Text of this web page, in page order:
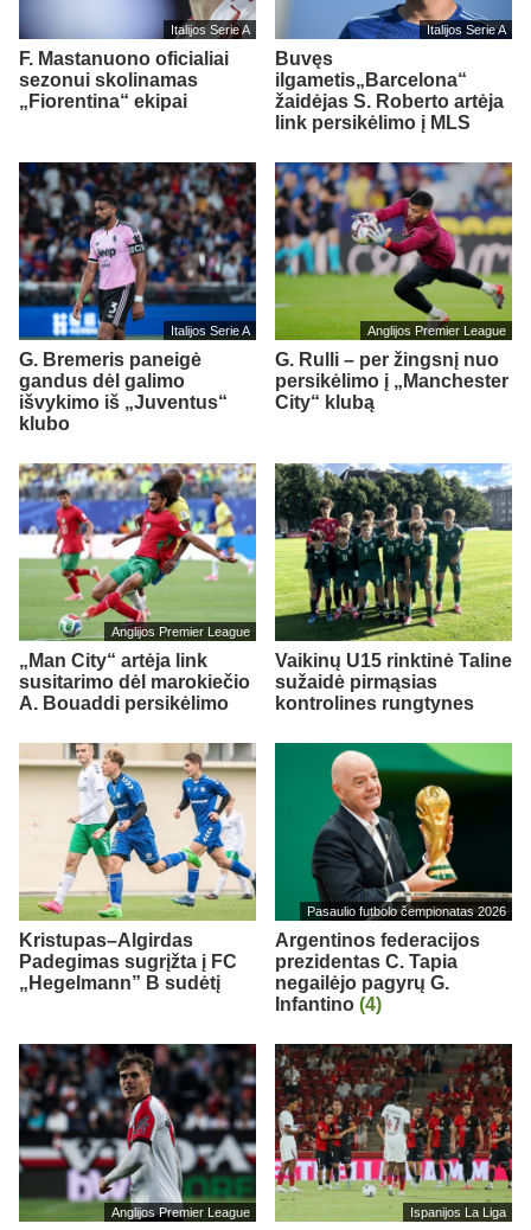
Italijos Serie A
F. Mastanuono oficialiai
sezonui skolinamas
„Fiorentina“ ekipai
Italijos Serie A
Buvęs
ilgametis„Barcelona“
žaidėjas S. Roberto artėja
link persikėlimo į MLS
Italijos Serie A
G. Bremeris paneigė
gandus dėl galimo
išvykimo iš „Juventus“
klubo
Anglijos Premier League
G. Rulli – per žingsnį nuo
persikėlimo į „Manchester
City“ klubą
Anglijos Premier League
„Man City“ artėja link
susitarimo dėl marokiečio
A. Bouaddi persikėlimo
Vaikinų U15 rinktinė Taline
sužaidė pirmąsias
kontrolines rungtynes
Kristupas–Algirdas
Padegimas sugrįžta į FC
„Hegelmann” B sudėtį
Pasaulio futbolo čempionatas 2026
Argentinos federacijos
prezidentas C. Tapia
negailėjo pagyrų G.
Infantino (4)
Anglijos Premier League Ispanijos La Liga